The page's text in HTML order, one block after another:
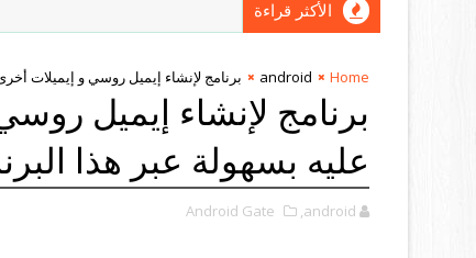
الأكثر قراءة
Home
android برنامج لإنشاء إيميل روسي و إيميلات
برنامج لإنشاء إيميل
عليه بسهولة عبر هذا
Android Gate ,android